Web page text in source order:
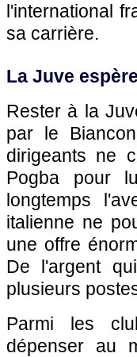
l'international
sa carrière.
La Juve
Rester à la
par le
dirigeants ne
Pogba pour
longtemps
italienne ne
une offre
De l'argent
plusieurs
Parmi les
dépenser au